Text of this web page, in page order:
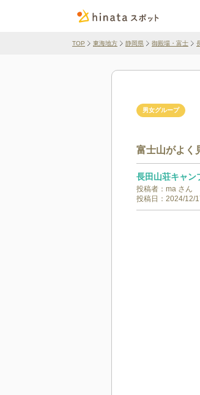
TOP 東海地方 静岡県 御殿場・富士
男女グループ
富士山がよく
長田山荘キャン
投稿者： ma さん
投稿日： 2024/12/